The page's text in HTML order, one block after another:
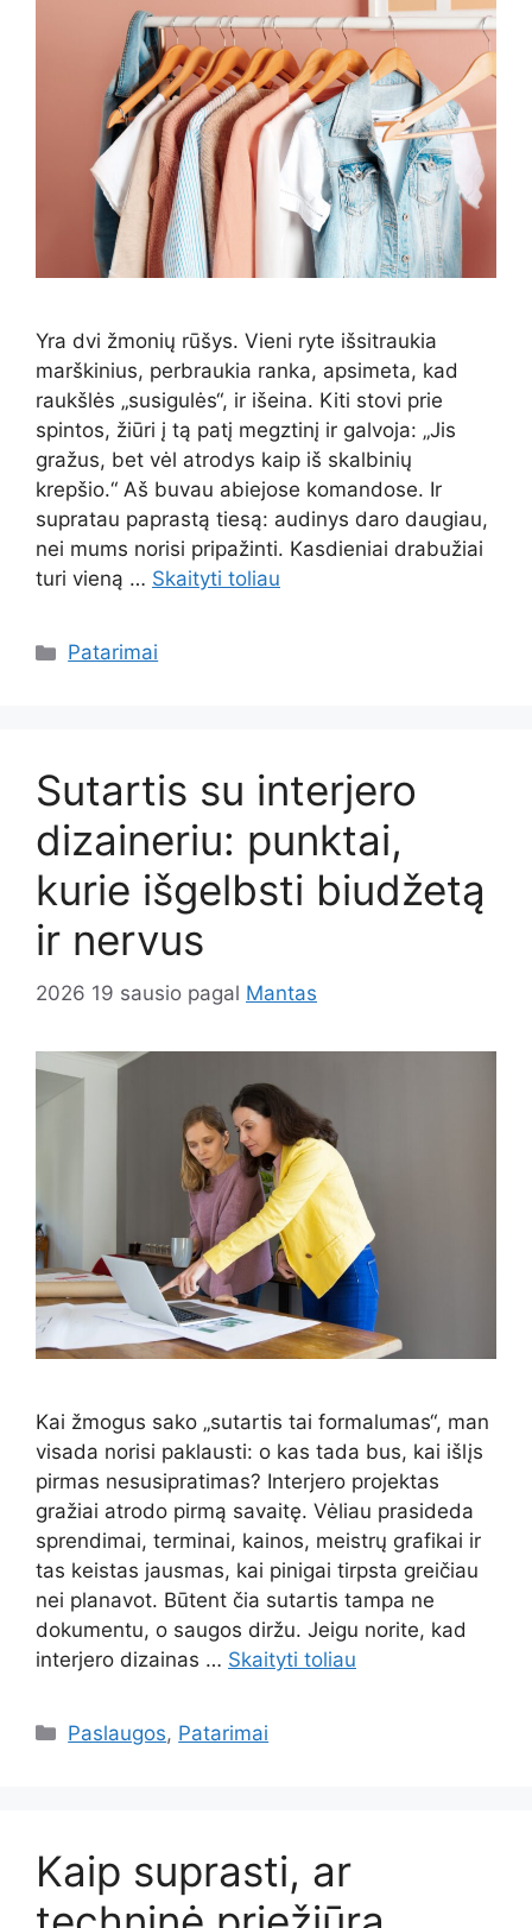
Yra dvi žmonių rūšys. Vieni ryte išsitraukia
marškinius, perbraukia ranka, apsimeta, kad
raukšlės „susigulės“, ir išeina. Kiti stovi prie
spintos, žiūri į tą patį megztinį ir galvoja: „Jis
gražus, bet vėl atrodys kaip iš skalbinių
krepšio.“ Aš buvau abiejose komandose. Ir
supratau paprastą tiesą: audinys daro daugiau,
nei mums norisi pripažinti. Kasdieniai drabužiai
turi vieną … Skaityti toliau
Kategorijos
Patarimai
Sutartis su interjero
dizaineriu: punktai,
kurie išgelbsti biudžetą
ir nervus
2026 19 sausio pagal Mantas
Kai žmogus sako „sutartis tai formalumas“, man
visada norisi paklausti: o kas tada bus, kai išlįs
pirmas nesusipratimas? Interjero projektas
gražiai atrodo pirmą savaitę. Vėliau prasideda
sprendimai, terminai, kainos, meistrų grafikai ir
tas keistas jausmas, kai pinigai tirpsta greičiau
nei planavot. Būtent čia sutartis tampa ne
dokumentu, o saugos diržu. Jeigu norite, kad
interjero dizainas … Skaityti toliau
Kategorijos
Paslaugos, Patarimai
Kaip suprasti, ar